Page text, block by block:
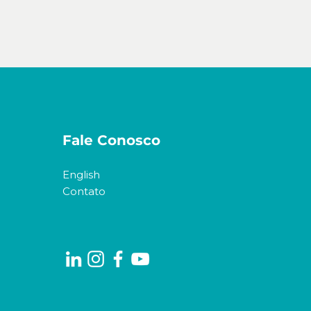
Fale Conosco
English
Contato